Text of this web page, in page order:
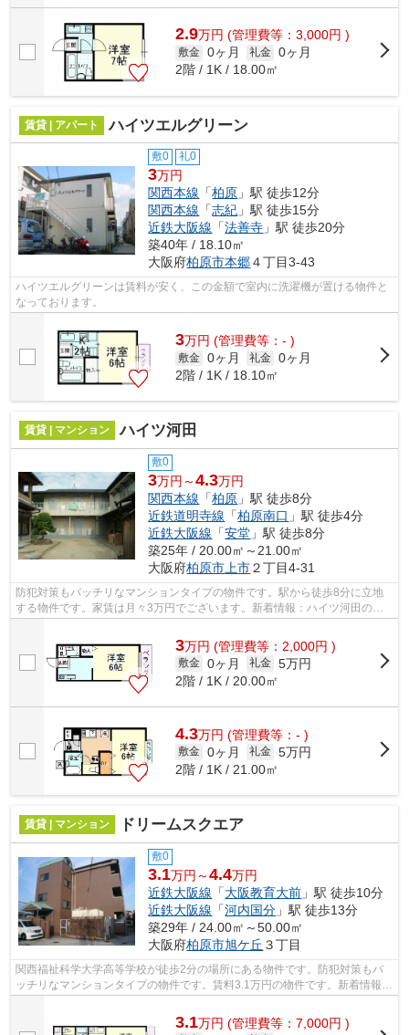
2.9万円 (管理費等：3,000円 )
敷金 0ヶ月 礼金 0ヶ月
2階 / 1K / 18.00㎡
賃貸 | アパート ハイツエルグリーン
敷0 礼0
3万円
関西本線 「柏原 」駅 徒歩12分
関西本線 「志紀 」駅 徒歩15分
近鉄大阪線 「法善寺 」駅 徒歩20分
築40年 / 18.10㎡
大阪府柏原市本郷４丁目3-43
ハイツエルグリーンは賃料が安く、この金額で室内に洗濯機が置ける物件と
なっております。
3万円 (管理費等：- )
敷金 0ヶ月 礼金 0ヶ月
2階 / 1K / 18.10㎡
賃貸 | マンション ハイツ河田
敷0
3万円～4.3万円
関西本線 「柏原 」駅 徒歩8分
近鉄道明寺線 「柏原南口 」駅 徒歩4分
近鉄大阪線 「安堂 」駅 徒歩8分
築25年 / 20.00㎡～21.00㎡
大阪府柏原市上市２丁目4-31
防犯対策もバッチリなマンションタイプの物件です。駅から徒歩8分に立地
する物件です。家賃は月々3万円でございます。新着情報：ハイツ河田の空
3万円 (管理費等：2,000円 )
敷金 0ヶ月 礼金 5万円
2階 / 1K / 20.00㎡
4.3万円 (管理費等：- )
敷金 0ヶ月 礼金 5万円
2階 / 1K / 21.00㎡
賃貸 | マンション ドリームスクエア
敷0
3.1万円～4.4万円
近鉄大阪線 「大阪教育大前 」駅 徒歩10分
近鉄大阪線 「河内国分 」駅 徒歩13分
築29年 / 24.00㎡～50.00㎡
大阪府柏原市旭ケ丘 ３丁目
関西福祉科学大学高等学校が徒歩2分の場所にある物件です。防犯対策もバ
ッチリなマンションタイプの物件です。賃料3.1万円の物件です。新着情報：
3.1万円 (管理費等：7,000円 )